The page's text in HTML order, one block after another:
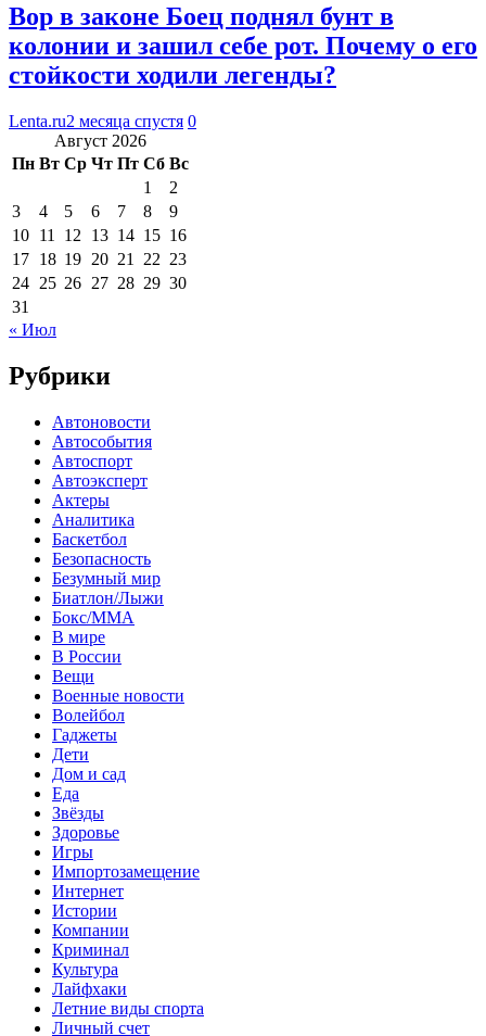
Вор в законе Боец поднял бунт в
колонии и зашил себе рот. Почему о его
стойкости ходили легенды?
Lenta.ru2 месяца спустя 0
Август 2026
Пн Вт Ср Чт Пт Сб Вс
1
2
3
4 5 6 7 8
9
10 11 12 13 14 15 16
17 18 19 20 21 22 23
24 25 26 27 28 29 30
31
« Июл
Рубрики
Автоновости
Автособытия
Автоспорт
Автоэксперт
Актеры
Аналитика
Баскетбол
Безопасность
Безумный мир
Биатлон/Лыжи
Бокс/MMA
В мире
В России
Вещи
Военные новости
Волейбол
Гаджеты
Дети
Дом и сад
Еда
Звёзды
Здоровье
Игры
Импортозамещение
Интернет
Истории
Компании
Криминал
Культура
Лайфхаки
Летние виды спорта
Личный счет